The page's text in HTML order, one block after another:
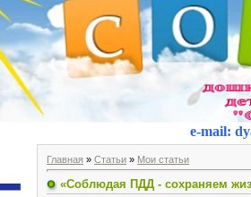
e-mail:
Главная » Статьи » Мои статьи
«Соблюдая ПДД - сохраняем